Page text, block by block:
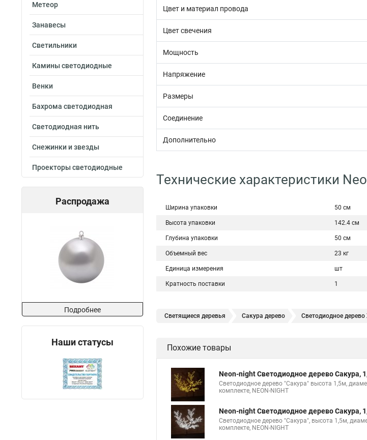
Метеор
Занавесы
Светильники
Камины светодиодные
Венки
Бахрома светодиодная
Светодиодная нить
Снежинки и звезды
Проекторы светодиодные
Распродажа
Подробнее
Наши статусы
Цвет и материал провода
Цвет свечения
Мощность
Напряжение
Размеры
Соединение
Дополнительно
Технические характеристики
Ширина упаковки 50 см
Высота упаковки 142.4 см
Глубина упаковки 50 см
Объемный вес 23 кг
Единица измерения шт
Кратность поставки 1
Светящиеся деревья Сакура дерево Светодиодное
Похожие товары
Neon-night Светодиодное дерево Сакура,
Светодиодное дерево "Сакура" высота 1,5м,
комплекте, NEON-NIGHT
Neon-night Светодиодное дерево Сакура,
Светодиодное дерево "Сакура", высота 1,5м,
комплекте, NEON-NIGHT